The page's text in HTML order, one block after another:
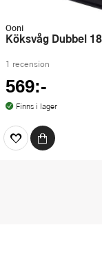
Ooni
Köksvåg Dubbel
1 recension
569:-
Finns i lager